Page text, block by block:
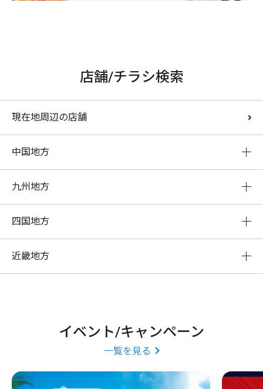
店舗/チラシ検索
現在地周辺の店舗
中国地方
九州地方
四国地方
近畿地方
イベント/キャンペーン
一覧を見る